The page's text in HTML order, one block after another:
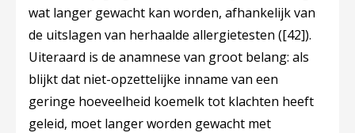
wat langer gewacht kan worden, afhankelijk van
de uitslagen van herhaalde allergietesten ([42]).
Uiteraard is de anamnese van groot belang: als
blijkt dat niet-opzettelijke inname van een
geringe hoeveelheid koemelk tot klachten heeft
geleid, moet langer worden gewacht met